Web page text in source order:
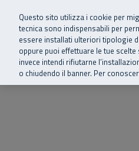
Vai al menu principale
Vai al contenuto principale
Vai al Footer
SuperAbile - il Contact Center
Home
Questo sito utilizza i cookie per
tecnica sono indispensabili per
essere installati ulteriori tipologie di
oppure puoi effettuare le tue scelte
invece intendi rifiutarne
o chiudendo il banner. Per